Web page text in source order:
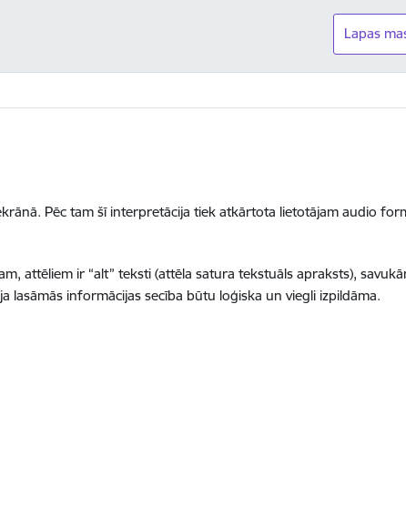
Lapas
Pēc tam šī interpretācija tiek atkārtota lietotājam audio
attēliem ir “alt” teksti (attēla satura tekstuāls apraksts),
informācijas secība būtu loģiska un viegli izpildāma.